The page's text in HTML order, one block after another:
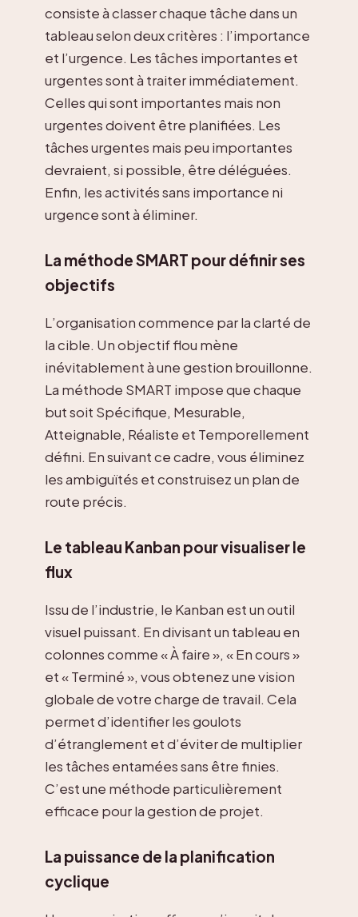
consiste à classer chaque tâche dans un
tableau selon deux critères : l’importance
et l’urgence. Les tâches importantes et
urgentes sont à traiter immédiatement.
Celles qui sont importantes mais non
urgentes doivent être planifiées. Les
tâches urgentes mais peu importantes
devraient, si possible, être déléguées.
Enfin, les activités sans importance ni
urgence sont à éliminer.
La méthode SMART pour définir ses
objectifs
L’organisation commence par la clarté de
la cible. Un objectif flou mène
inévitablement à une gestion brouillonne.
La méthode SMART impose que chaque
but soit Spécifique, Mesurable,
Atteignable, Réaliste et Temporellement
défini. En suivant ce cadre, vous éliminez
les ambiguïtés et construisez un plan de
route précis.
Le tableau Kanban pour visualiser le
flux
Issu de l’industrie, le Kanban est un outil
visuel puissant. En divisant un tableau en
colonnes comme « À faire », « En cours »
et « Terminé », vous obtenez une vision
globale de votre charge de travail. Cela
permet d’identifier les goulots
d’étranglement et d’éviter de multiplier
les tâches entamées sans être finies.
C’est une méthode particulièrement
efficace pour la gestion de projet.
La puissance de la planification
cyclique